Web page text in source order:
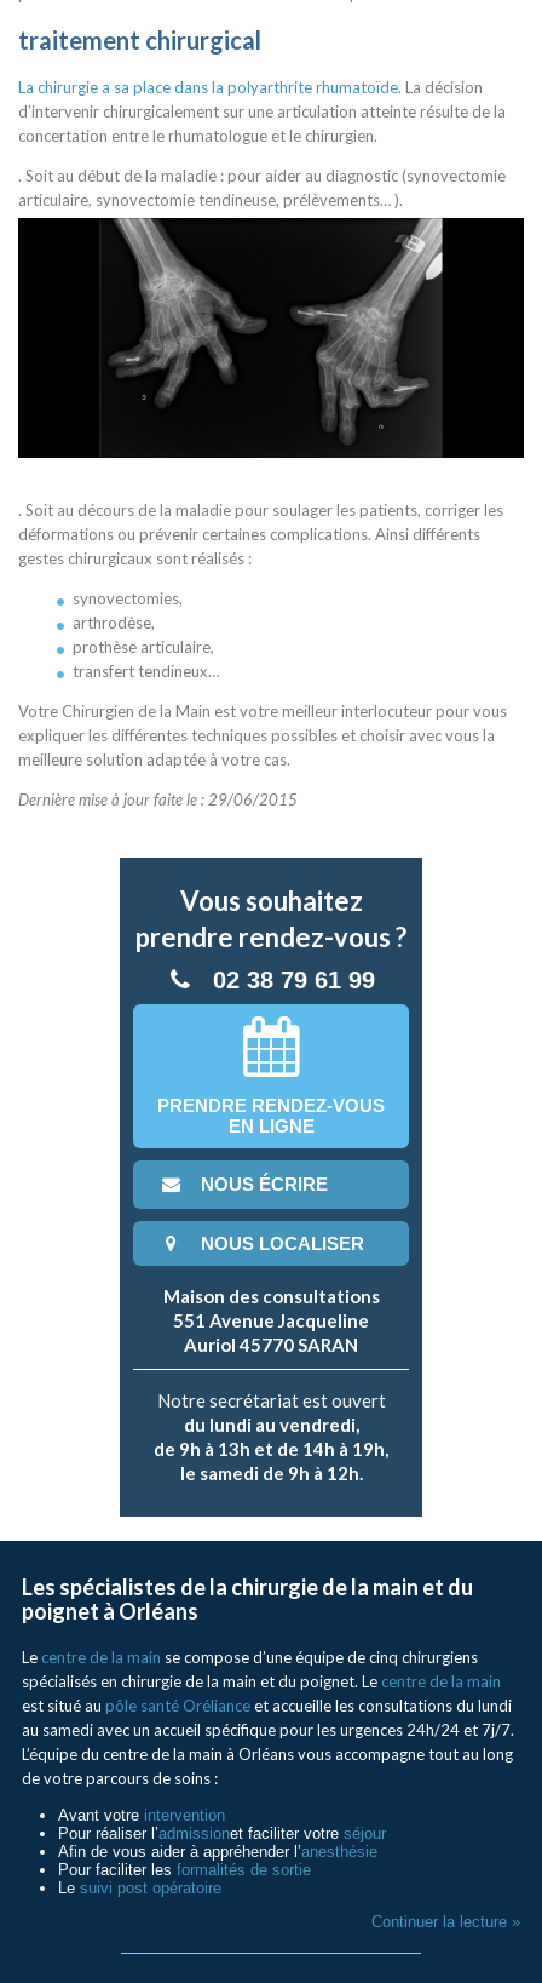
traitement chirurgical
La chirurgie a sa place dans la polyarthrite rhumatoïde. La décision
d’intervenir chirurgicalement sur une articulation atteinte résulte de la
concertation entre le rhumatologue et le chirurgien.
. Soit au début de la maladie : pour aider au diagnostic (synovectomie
articulaire, synovectomie tendineuse, prélèvements… ).
. Soit au décours de la maladie pour soulager les patients, corriger les
déformations ou prévenir certaines complications. Ainsi différents
gestes chirurgicaux sont réalisés :
synovectomies,
arthrodèse,
prothèse articulaire,
transfert tendineux…
Votre Chirurgien de la Main est votre meilleur interlocuteur pour vous
expliquer les différentes techniques possibles et choisir avec vous la
meilleure solution adaptée à votre cas.
Dernière mise à jour faite le : 29/06/2015
Vous souhaitez
prendre rendez-vous ?
02 38 79 61 99
PRENDRE RENDEZ-VOUS
EN LIGNE
NOUS ÉCRIRE
NOUS LOCALISER
Maison des consultations
551 Avenue Jacqueline
Auriol 45770 SARAN
Notre secrétariat est ouvert
du lundi au vendredi,
de 9h à 13h et de 14h à 19h,
le samedi de 9h à 12h.
Les spécialistes de la chirurgie de la main et du
poignet à Orléans
Le centre de la main se compose d’une équipe de cinq chirurgiens
spécialisés en chirurgie de la main et du poignet. Le centre de la main
est situé au pôle santé Orélianceet accueille les consultations du lundi
au samedi avec un accueil spécifique pour les urgences 24h/24 et 7j/7.
L’équipe du centre de la main à Orléans vous accompagne tout au long
de votre parcours de soins :
Avant votre intervention
Pour réaliser l’admissionet faciliter votre séjour
Afin de vous aider à appréhender l’anesthésie
Pour faciliter les formalités de sortie
Le suivi post opératoire
Continuer la lecture »